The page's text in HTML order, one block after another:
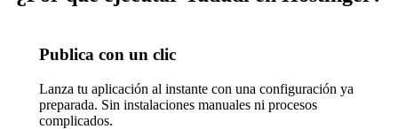
Publica con un clic
Lanza tu aplicación al instante con una configuración ya
preparada. Sin instalaciones manuales ni procesos
complicados.